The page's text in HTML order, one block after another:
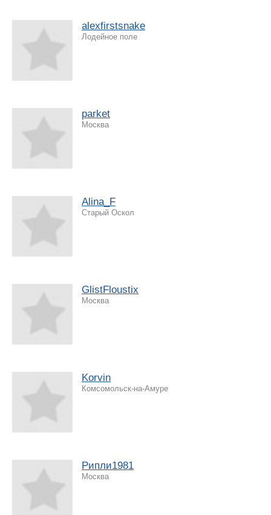
alexfirstsnake
Лодейное поле
parket
Москва
Alina_F
Старый Оскол
GlistFloustix
Москва
Korvin
Комсомольск-на-Амуре
Рипли1981
Москва